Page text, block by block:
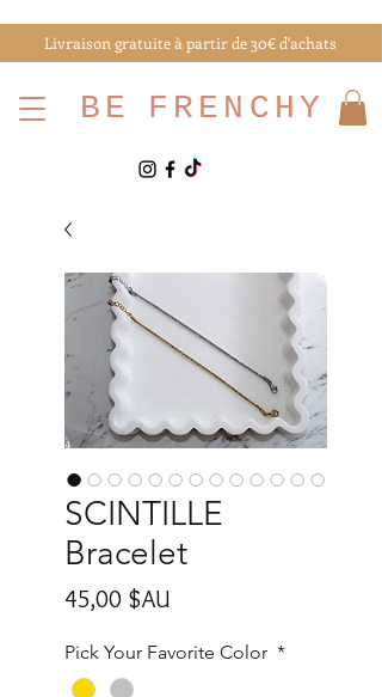
Livraison gratuite à partir de 30€ d'achats
BE FRENCHY
SCINTILLE
Bracelet
45,00 $AU
Pick Your Favorite Color *